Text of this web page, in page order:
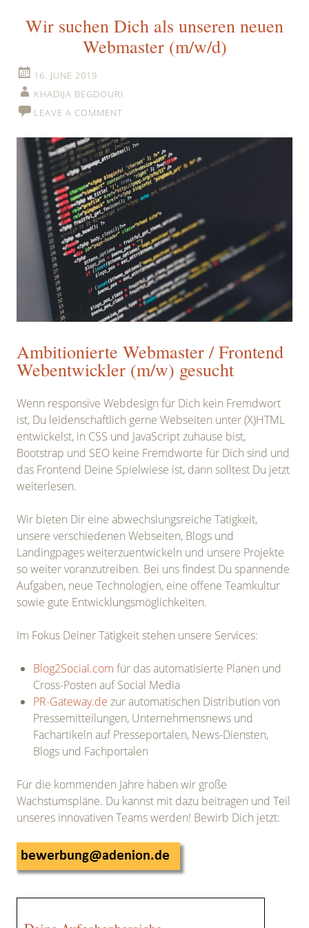
Wir suchen Dich als unseren neuen
Webmaster (m/w/d)
16. JUNE 2019
KHADIJA BEGDOURI
LEAVE A COMMENT
Ambitionierte Webmaster / Frontend
Webentwickler (m/w) gesucht
Wenn responsive Webdesign für Dich kein Fremdwort
ist, Du leidenschaftlich gerne Webseiten unter (X)HTML
entwickelst, in CSS und JavaScript zuhause bist,
Bootstrap und SEO keine Fremdworte für Dich sind und
das Frontend Deine Spielwiese ist, dann solltest Du jetzt
weiterlesen.
Wir bieten Dir eine abwechslungsreiche Tätigkeit,
unsere verschiedenen Webseiten, Blogs und
Landingpages weiterzuentwickeln und unsere Projekte
so weiter voranzutreiben. Bei uns findest Du spannende
Aufgaben, neue Technologien, eine offene Teamkultur
sowie gute Entwicklungsmöglichkeiten.
Im Fokus Deiner Tätigkeit stehen unsere Services:
Blog2Social.com für das automatisierte Planen und
Cross-Posten auf Social Media
PR-Gateway.de zur automatischen Distribution von
Pressemitteilungen, Unternehmensnews und
Fachartikeln auf Presseportalen, News-Diensten,
Blogs und Fachportalen
Für die kommenden Jahre haben wir große
Wachstumspläne. Du kannst mit dazu beitragen und Teil
unseres innovativen Teams werden! Bewirb Dich jetzt: